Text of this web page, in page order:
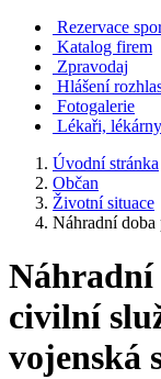
Rezervace
Katalog firem
Zpravodaj
Hlášení
Fotogalerie
Lékaři, lékárny
Úvodní stránka
Občan
Životní situace
Náhradní
Náhradní
civilní
vojenská